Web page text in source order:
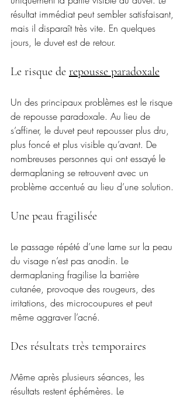
résultat immédiat peut sembler satisfaisant,
mais il disparaît très vite. En quelques
jours, le duvet est de retour.
Le risque de repousse paradoxale
Un des principaux problèmes est le risque
de repousse paradoxale. Au lieu de
s’affiner, le duvet peut repousser plus dru,
plus foncé et plus visible qu’avant. De
nombreuses personnes qui ont essayé le
dermaplaning se retrouvent avec un
problème accentué au lieu d’une solution.
Une peau fragilisée
Le passage répété d’une lame sur la peau
du visage n’est pas anodin. Le
dermaplaning fragilise la barrière
cutanée, provoque des rougeurs, des
irritations, des microcoupures et peut
même aggraver l’acné.
Des résultats très temporaires
Même après plusieurs séances, les
résultats restent éphémères. Le